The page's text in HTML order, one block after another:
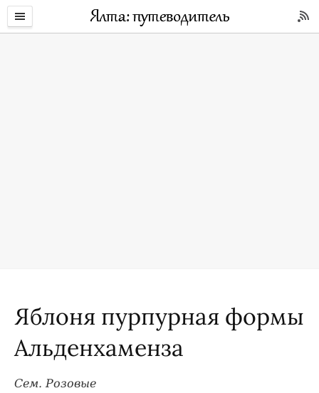
Яблоня пурпурная формы
Альденхаменза
Сем. Розовые